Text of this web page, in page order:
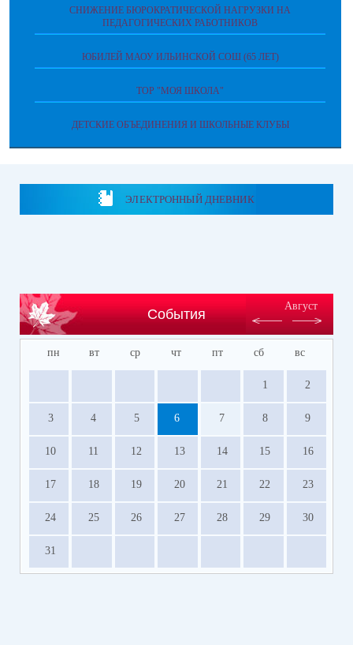
СНИЖЕНИЕ БЮРОКРАТИЧЕСКОЙ НАГРУЗКИ НА
ПЕДАГОГИЧЕСКИХ РАБОТНИКОВ
ЮБИЛЕЙ МАОУ ИЛЬИНСКОЙ СОШ (65 ЛЕТ)
ТОР "МОЯ ШКОЛА"
ДЕТСКИЕ ОБЪЕДИНЕНИЯ И ШКОЛЬНЫЕ КЛУБЫ
ЭЛЕКТРОННЫЙ ДНЕВНИК
События
Август
пн вт ср чт пт сб вс
1 2
3 4 5 6 7 8 9
10 11 12 13 14 15 16
17 18 19 20 21 22 23
24 25 26 27 28 29 30
31